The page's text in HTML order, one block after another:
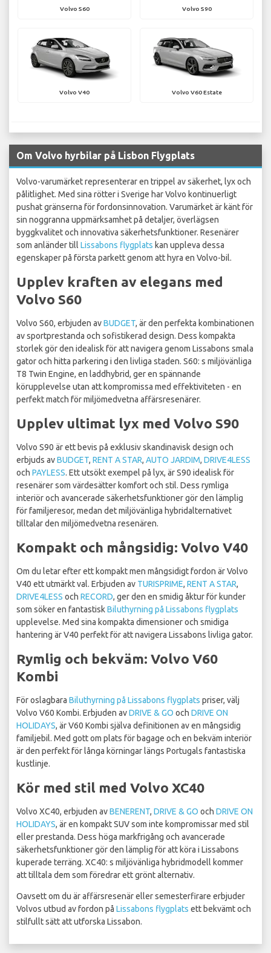
Volvo S60 Volvo S90
Volvo V40 Volvo V60 Estate
Om Volvo hyrbilar på Lisbon Flygplats
Volvo-varumärket representerar en trippel av säkerhet, lyx och
pålitlighet. Med sina rötter i Sverige har Volvo kontinuerligt
pushat gränserna för fordonsinnovation. Varumärket är känt för
sin noggranna uppmärksamhet på detaljer, överlägsen
byggkvalitet och innovativa säkerhetsfunktioner. Resenärer
som anländer till Lissabons flygplats kan uppleva dessa
egenskaper på första parkett genom att hyra en Volvo-bil.
Upplev kraften av elegans med
Volvo S60
Volvo S60, erbjuden avBUDGET, är den perfekta kombinationen
av sportprestanda och sofistikerad design. Dess kompakta
storlek gör den idealisk för att navigera genom Lissabons smala
gator och hitta parkering i den livliga staden. S60: s miljövänliga
T8 Twin Engine, en laddhybrid, ger en spännande
körupplevelse utan att kompromissa med effektiviteten - en
perfekt match för miljömedvetna affärsresenärer.
Upplev ultimat lyx med Volvo S90
Volvo S90 är ett bevis på exklusiv skandinavisk design och
erbjuds avBUDGET, RENT A STAR, AUTO JARDIM, DRIVE4LESS
och PAYLESS. Ett utsökt exempel på lyx, är S90 idealisk för
resenärer som värdesätter komfort och stil. Dess rymliga
interiör och avancerade säkerhetsfunktioner gör den lämplig
för familjeresor, medan det miljövänliga hybridalternativet
tilltalar den miljömedvetna resenären.
Kompakt och mångsidig: Volvo V40
Om du letar efter ett kompakt men mångsidigt fordon är Volvo
V40 ett utmärkt val. Erbjuden av TURISPRIME, RENT A STAR,
DRIVE4LESS och RECORD, ger den en smidig åktur för kunder
som söker en fantastiskBiluthyrning på Lissabons flygplats
upplevelse. Med sina kompakta dimensioner och smidiga
hantering är V40 perfekt för att navigera Lissabons livliga gator.
Rymlig och bekväm: Volvo V60
Kombi
För oslagbara Biluthyrning på Lissabons flygplats priser, välj
Volvo V60 Kombi. Erbjuden avDRIVE & GO och DRIVE ON
HOLIDAYS, är V60 Kombi själva definitionen av en mångsidig
familjebil. Med gott om plats för bagage och en bekväm interiör
är den perfekt för långa körningar längs Portugals fantastiska
kustlinje.
Kör med stil med Volvo XC40
Volvo XC40, erbjuden avBENERENT, DRIVE & GO och DRIVE ON
HOLIDAYS, är en kompakt SUV som inte kompromissar med stil
eller prestanda. Dess höga markfrigång och avancerade
säkerhetsfunktioner gör den lämplig för att köra i Lissabons
kuperade terräng. XC40: s miljövänliga hybridmodell kommer
att tilltala dem som föredrar ett grönt alternativ.
Oavsett om du är affärsresenär eller semesterfirare erbjuder
Volvos utbud av fordon på Lissabons flygplats ett bekvämt och
stilfullt sätt att utforska Lissabon.